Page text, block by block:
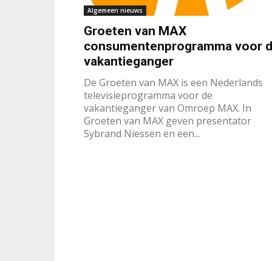
Algemeen nieuws
Groeten van MAX
consumentenprogramma voor
vakantieganger
De Groeten van MAX is een Nederlands
televisieprogramma voor de
vakantieganger van Omroep MAX. In
Groeten van MAX geven presentator
Sybrand Niessen en een...